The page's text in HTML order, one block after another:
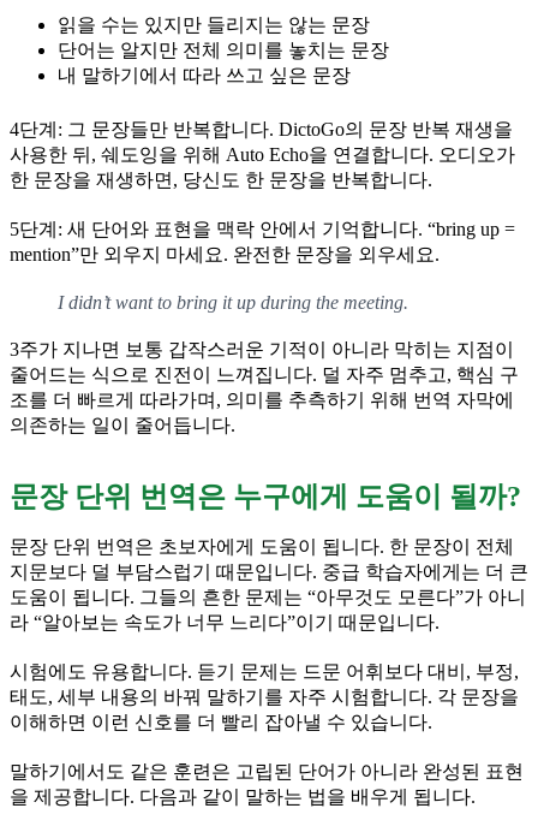
읽을 수는 있지만 들리지는 않는 문장
단어는 알지만 전체 의미를 놓치는 문장
내 말하기에서 따라 쓰고 싶은 문장
4단계: 그 문장들만 반복합니다. DictoGo의 문장 반복 재생을
사용한 뒤, 쉐도잉을 위해 Auto Echo을 연결합니다. 오디오가
한 문장을 재생하면, 당신도 한 문장을 반복합니다.
5단계: 새 단어와 표현을 맥락 안에서 기억합니다. “bring up =
mention”만 외우지 마세요. 완전한 문장을 외우세요.
I didn’t want to bring it up during the meeting.
3주가 지나면 보통 갑작스러운 기적이 아니라 막히는 지점이
줄어드는 식으로 진전이 느껴집니다. 덜 자주 멈추고, 핵심 구
조를 더 빠르게 따라가며, 의미를 추측하기 위해 번역 자막에
의존하는 일이 줄어듭니다.
문장 단위 번역은 누구에게 도움이 될까?
문장 단위 번역은 초보자에게 도움이 됩니다. 한 문장이 전체
지문보다 덜 부담스럽기 때문입니다. 중급 학습자에게는 더 큰
도움이 됩니다. 그들의 흔한 문제는 “아무것도 모른다”가 아니
라 “알아보는 속도가 너무 느리다”이기 때문입니다.
시험에도 유용합니다. 듣기 문제는 드문 어휘보다 대비, 부정,
태도, 세부 내용의 바꿔 말하기를 자주 시험합니다. 각 문장을
이해하면 이런 신호를 더 빨리 잡아낼 수 있습니다.
말하기에서도 같은 훈련은 고립된 단어가 아니라 완성된 표현
을 제공합니다. 다음과 같이 말하는 법을 배우게 됩니다.